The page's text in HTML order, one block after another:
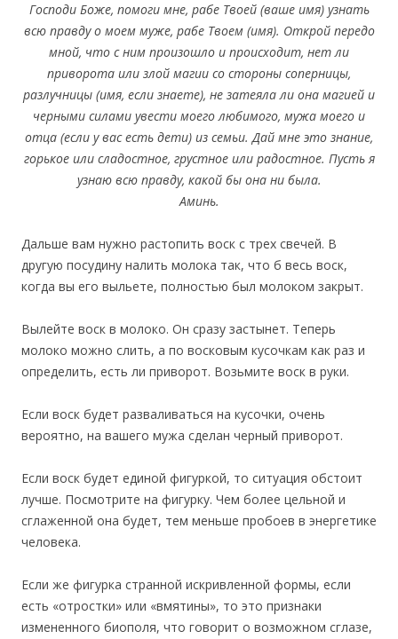
Господи Боже, помоги мне, рабе Твоей (ваше имя) узнать
всю правду о моем муже, рабе Твоем (имя). Открой передо
мной, что с ним произошло и происходит, нет ли
приворота или злой магии со стороны соперницы,
разлучницы (имя, если знаете), не затеяла ли она магией и
черными силами увести моего любимого, мужа моего и
отца (если у вас есть дети) из семьи. Дай мне это знание,
горькое или сладостное, грустное или радостное. Пусть я
узнаю всю правду, какой бы она ни была.
Аминь.
Дальше вам нужно растопить воск с трех свечей. В
другую посудину налить молока так, что б весь воск,
когда вы его выльете, полностью был молоком закрыт.
Вылейте воск в молоко. Он сразу застынет. Теперь
молоко можно слить, а по восковым кусочкам как раз и
определить, есть ли приворот. Возьмите воск в руки.
Если воск будет разваливаться на кусочки, очень
вероятно, на вашего мужа сделан черный приворот.
Если воск будет единой фигуркой, то ситуация обстоит
лучше. Посмотрите на фигурку. Чем более цельной и
сглаженной она будет, тем меньше пробоев в энергетике
человека.
Если же фигурка странной искривленной формы, если
есть «отростки» или «вмятины», то это признаки
измененного биополя, что говорит о возможном сглазе,